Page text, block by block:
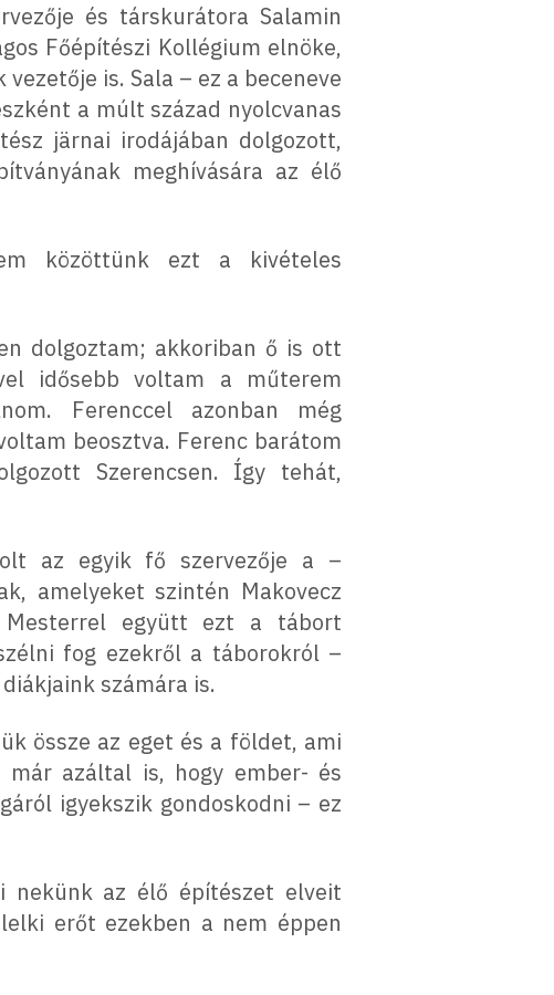
és társkurátora Salamin
Főépítészi Kollégium elnöke,
is. Sala – ez a beceneve
a múlt század nyolcvanas
järnai irodájában dolgozott,
meghívására az élő
közöttünk ezt a kivételes
dolgoztam; akkoriban ő is ott
idősebb voltam a műterem
Ferenccel azonban még
beosztva. Ferenc barátom
Szerencsen. Így tehát,
az egyik fő szervezője a –
amelyeket szintén Makovecz
Mesterrel együtt ezt a tábort
fog ezekről a táborokról –
számára is.
össze az eget és a földet, ami
azáltal is, hogy ember- és
igyekszik gondoskodni – ez
nekünk az élő építészet elveit
erőt ezekben a nem éppen